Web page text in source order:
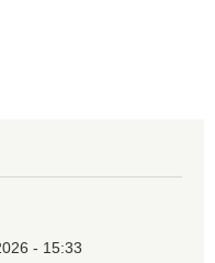
- 15:33